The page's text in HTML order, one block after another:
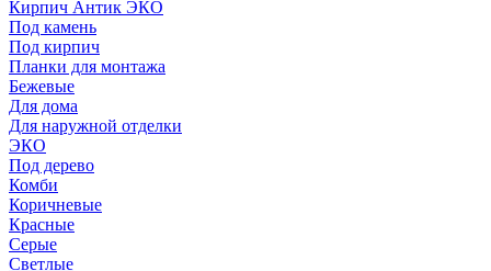
Кирпич Антик ЭКО
Под камень
Под кирпич
Планки для монтажа
Бежевые
Для дома
Для наружной отделки
ЭКO
Под дерево
Комби
Коричневые
Красные
Серые
Светлые